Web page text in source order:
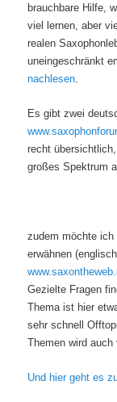
brauchbare Hilfe,
viel lernen, aber
realen
uneingeschränkt
nachlesen
Es gibt zwei
recht
großes Spektrum
zudem möchte ich
erwähnen
Gezielte Fragen
Thema ist hier
sehr schnell
Themen wird auch
Und hier geht es